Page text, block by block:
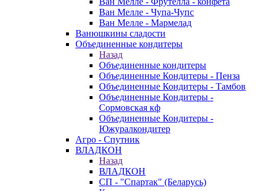
Ван Мелле - Чупа-Чупс
Ван Мелле - Мармелад
Ванюшкины сладости
Объединенные кондитеры
Назад
Объединенные кондитеры
Объединенные Кондитеры - Пенза
Объединенные Кондитеры - Тамбов
Объединенные Кондитеры -
Сормовская кф
Объединенные Кондитеры -
Южуралкондитер
Агро - Спутник
ВЛАДКОН
Назад
ВЛАДКОН
СП - "Спартак" (Беларусь)